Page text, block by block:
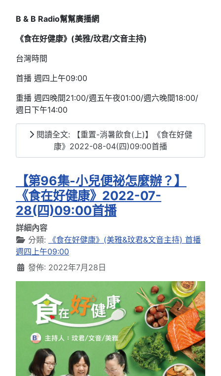
B & B Radio幫幫廣播網
《食在好健康》(美雅/玟君/文音主持)
台灣時間
首播 週四上午09:00
重播 週四晚間21:00/週五午夜01:00/週六晚間18:00/
週日下午14:00
閱讀全文: 【重置-消暑飲食(上)】《食在好健
康》2022-08-04(四)09:00首播
【第96集-小兒便祕怎麼辦？】
《食在好健康》2022-07-
28(四)09:00首播
詳細內容
分類:
《食在好健康》(美雅&玟君&文音主持) 首播
週四上午09:00
發佈: 2022年7月28日